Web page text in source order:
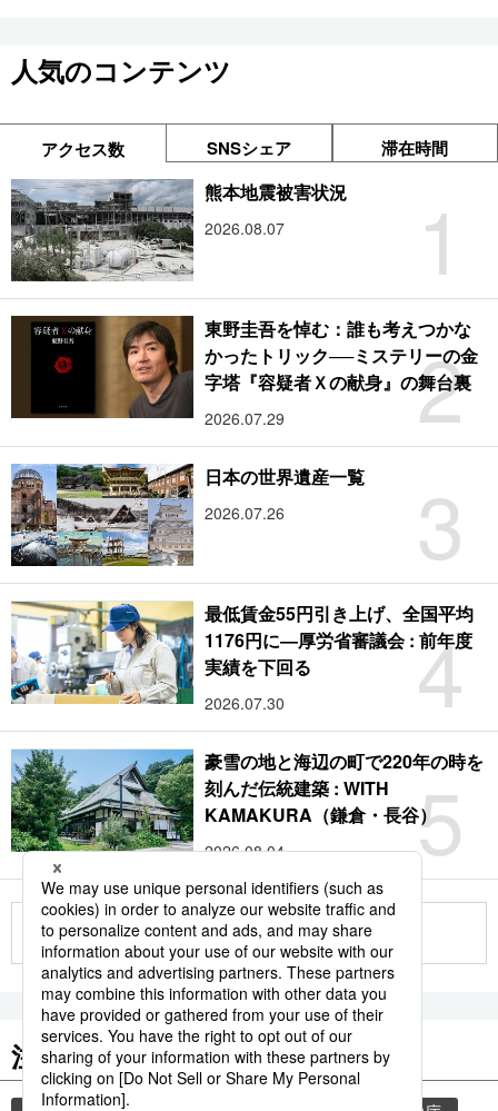
人気のコンテンツ
アクセス数 SNSシェア 滞在時間
1
熊本地震被害状況
2026.08.07
2
東野圭吾を悼む：誰も考えつかな
かったトリック──ミステリーの金
字塔『容疑者Ｘの献身』の舞台裏
2026.07.29
3
日本の世界遺産一覧
2026.07.26
4
最低賃金55円引き上げ、全国平均
1176円に―厚労省審議会 : 前年度
実績を下回る
2026.07.30
5
豪雪の地と海辺の町で220年の時を
刻んだ伝統建築 : WITH
KAMAKURA（鎌倉・長谷）
2026.08.04
もっと見る
注目のキーワード